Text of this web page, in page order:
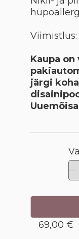
Kaupa
järgi
69,00 €